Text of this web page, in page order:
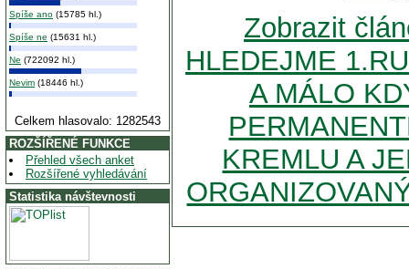
Spíše ano (15785 hl.)
Spíše ne (15631 hl.)
Ne (722092 hl.)
Nevim (18446 hl.)
Celkem hlasovalo: 1282543
ROZŠÍŘENÉ FUNKCE
Přehled všech anket
Rozšířené vyhledávání
Statistika návštevnosti
Zobrazit
HLEDEJME
A MÁLO
KREMLU A